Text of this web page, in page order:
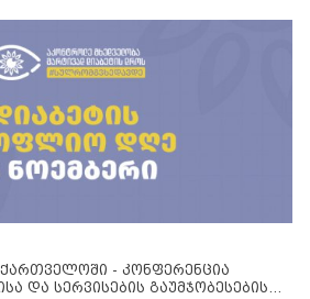
- კონფერენცია
და სერვისების გაუმჯობესების